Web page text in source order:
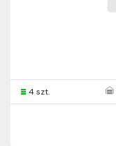
4 szt.